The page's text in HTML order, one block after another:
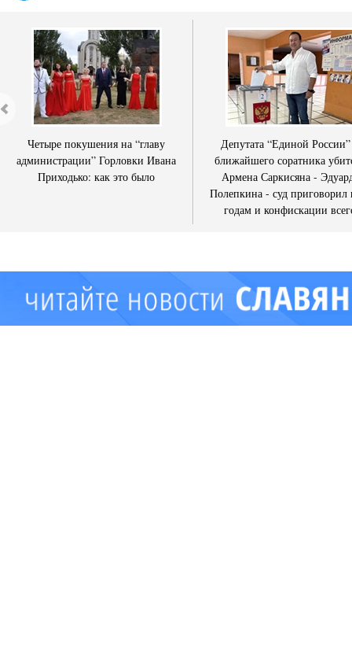
Четыре покушения на “главу
администрации” Горловки Ивана
Приходько: как это было
Депутата “Единой
ближайшего соратника
Армена Саркисяна -
Полепкина - суд приговорил
годам и конфискации